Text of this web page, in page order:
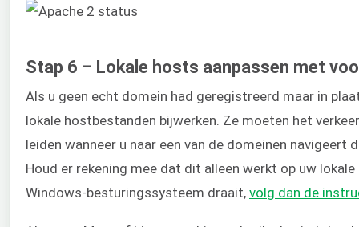
Stap 6 – Lokale hosts aanpassen met
Als u geen echt domein had geregistreerd maar in
lokale hostbestanden bijwerken. Ze moeten het
leiden wanneer u naar een van de domeinen
Houd er rekening mee dat dit alleen werkt op uw
Windows-besturingssysteem draait, volg dan de